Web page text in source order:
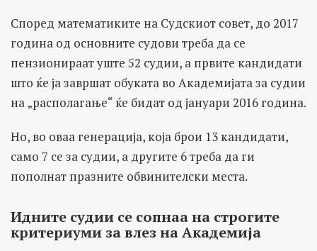
Според математиките на Судскиот совет, до 2017
година од основните судови треба да се
пензионираат уште 52 судии, а првите кандидати
што ќе ја завршат обуката во Академијата за судии
на „располагање“ ќе бидат од јануари 2016 година.
Но, во оваа генерација, која брои 13 кандидати,
само 7 се за судии, а другите 6 треба да ги
пополнат празните обвинителски места.
Идните судии се сопнаа на строгите
критериуми за влез на Академија